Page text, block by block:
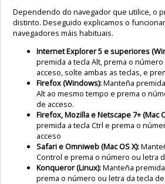
Dependendo do navegador que utilice, o
distinto. Deseguido explicamos o
navegadores máis habituais.
Internet Explorer 5 e superiores
premida a tecla Alt, prema o
acceso, solte ambas as teclas, e
Firefox (Windows):Manteña
Alt ao mesmo tempo e prema o
de acceso.
Firefox, Mozilla e Netscape 7+ (Mac
premida a tecla Ctrl e prema o
acceso
Safari e Omniweb (Mac OS X):
Control e prema o número ou letra
Konqueror (Linux):Manteña
prema o número ou letra da tecla